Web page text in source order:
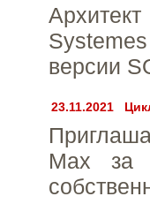
версии
23.11.2021
Max